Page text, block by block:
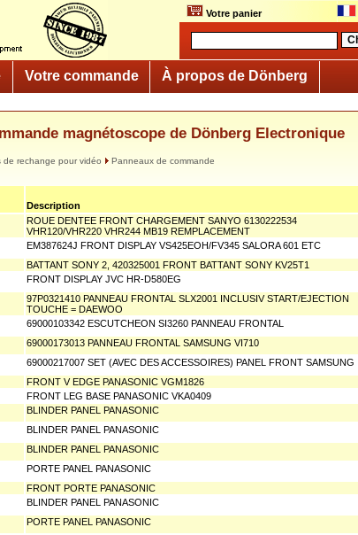
Votre panier
Votre commande À propos de Dönberg
magnétoscope de Dönberg Electronique
de rechange pour vidéo
Panneaux de commande
Description
ROUE DENTEE FRONT CHARGEMENT SANYO 6130222534
VHR120/VHR220 VHR244 MB19 REMPLACEMENT
EM387624J FRONT DISPLAY VS425EOH/FV345 SALORA 601 ETC
BATTANT SONY 2, 420325001 FRONT BATTANT SONY KV25T1
FRONT DISPLAY JVC HR-D580EG
97P0321410 PANNEAU FRONTAL SLX2001 INCLUSIV START/EJECTION
TOUCHE = DAEWOO
69000103342 ESCUTCHEON SI3260 PANNEAU FRONTAL
69000173013 PANNEAU FRONTAL SAMSUNG VI710
69000217007 SET (AVEC DES ACCESSOIRES) PANEL FRONT SAMSUNG
FRONT V EDGE PANASONIC VGM1826
FRONT LEG BASE PANASONIC VKA0409
BLINDER PANEL PANASONIC
BLINDER PANEL PANASONIC
BLINDER PANEL PANASONIC
PORTE PANEL PANASONIC
FRONT PORTE PANASONIC
BLINDER PANEL PANASONIC
PORTE PANEL PANASONIC